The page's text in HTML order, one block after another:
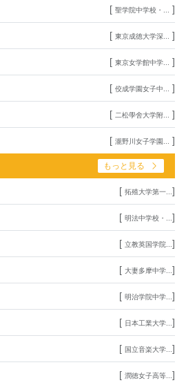
[ 聖学院中学校・... ]
[ 東京成徳大学深... ]
[ 東京女学館中学... ]
[ 佼成学園女子中... ]
[ 二松學舍大学附... ]
[ 瀧野川女子学園... ]
もっと見る
[ 拓殖大学第一... ]
[ 明法中学校・... ]
[ 立教英国学院... ]
[ 大妻多摩中学... ]
[ 明治学院中学... ]
[ 日本工業大学... ]
[ 国立音楽大学... ]
[ 潤徳女子高等... ]